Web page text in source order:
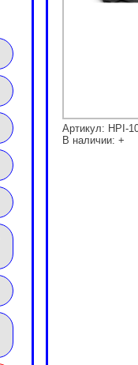
Артикул: HPI-
В наличии: +